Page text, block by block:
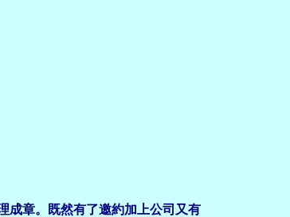
成章。既然有了邀約加上公司又有